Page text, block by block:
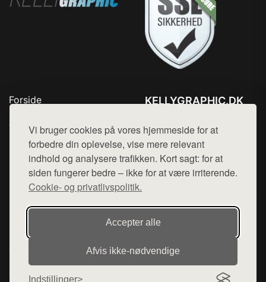
Vi bruger cookies på vores hjemmeside for at
forbedre din oplevelse, vise mere relevant
indhold og analysere trafikken. Kort sagt: for at
siden fungerer bedre – ikke for at være irriterende.
Cookie- og privatlivspolitik.
Accepter alle
Afvis ikke‑nødvendige
Indstillinger
Forside
Top Rabatter
Blog
Kontakt
KELLYGRAPHIC.DK
Mail: hej@want.dk
Cookie- og privatlivspolitik
Denne side er en del af want.dk, der udgiver en række
hjemmesider med præsentation af forskellige produkter fra
diverse webshops. Der sælges ikke varer fra denne side - vi
varerne på lager.